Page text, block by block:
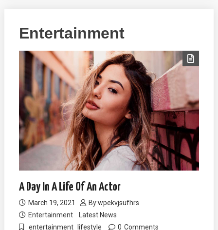
Entertainment
A Day In A Life Of An Actor
March 19, 2021 By:wpekvjsufhrs
Entertainment
Latest News
entertainment
lifestyle 0 Comments